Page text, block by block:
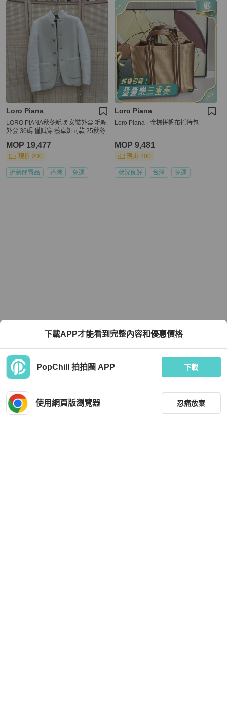
Loro Piana
LORO PIANA秋冬新款 女裝外套 毛呢
外套 36碼 僅試穿 蔡卓妍同款 25秋冬
MOP 19,477
現折 200
近新閒置品 香港 免運
Loro Piana
Loro Piana · 金棕拼帆布托特包
MOP 9,481
現折 200
狀況良好 台灣 免運
下載APP才能看到完整內容和優惠價格
PopChill 拍拍圈 APP 下載
使用網頁版瀏覽器 忍痛放棄